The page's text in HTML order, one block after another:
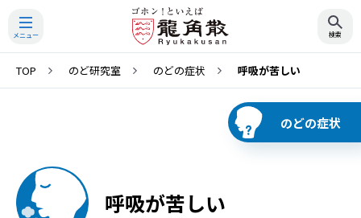
TOP のど研究室 のどの症状 呼吸が苦しい
呼吸が苦しい
のどの症状